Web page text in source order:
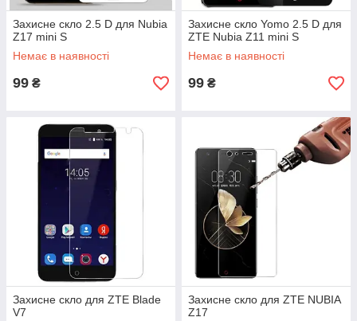
Захисне скло 2.5 D для Nubia
Z17 mini S
Немає в наявності
99 ₴
Захисне скло Yomo 2.5 D для
ZTE Nubia Z11 mini S
Немає в наявності
99 ₴
Захисне скло для ZTE Blade
V7
Захисне скло для ZTE NUBIA
Z17